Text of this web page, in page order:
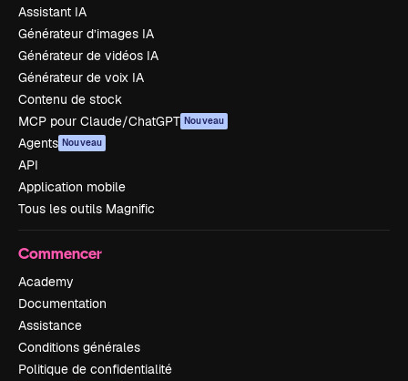
Assistant IA
Générateur d’images IA
Générateur de vidéos IA
Générateur de voix IA
Contenu de stock
MCP pour Claude/ChatGPT Nouveau
Agents Nouveau
API
Application mobile
Tous les outils Magnific
Commencer
Academy
Documentation
Assistance
Conditions générales
Politique de confidentialité